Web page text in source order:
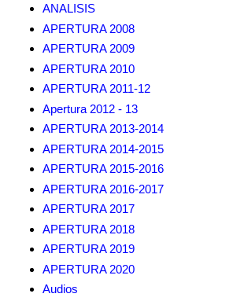
ANALISIS
APERTURA 2008
APERTURA 2009
APERTURA 2010
APERTURA 2011-12
Apertura 2012 - 13
APERTURA 2013-2014
APERTURA 2014-2015
APERTURA 2015-2016
APERTURA 2016-2017
APERTURA 2017
APERTURA 2018
APERTURA 2019
APERTURA 2020
Audios